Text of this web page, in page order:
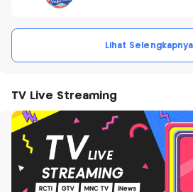
Lihat Selengkapnya
TV Live Streaming